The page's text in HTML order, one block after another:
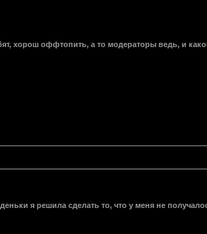
хорош оффтопить, а то модераторы ведь, и
я решила сделать то, что у меня не